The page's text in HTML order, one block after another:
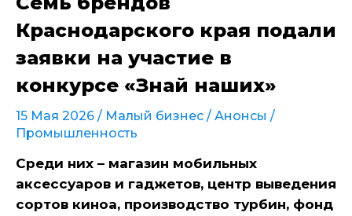
Краснодарского края подали
заявки на участие в
конкурсе «Знай наших»
15 Мая 2026 / Малый бизнес / Анонсы /
Промышленность
Среди них – магазин мобильных
аксессуаров и гаджетов, центр выведения
сортов киноа, производство турбин, фонд